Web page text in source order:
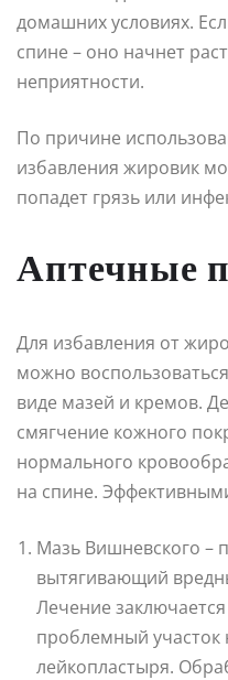
домашних условиях.
спине – оно начнет
неприятности.
По причине
избавления жировик
попадет грязь или
Аптечные
Для избавления от
можно
виде мазей и кремов.
смягчение кожного
нормального
на спине.
Мазь Вишневского –
вытягивающий
Лечение
проблемный
лейкопластыря.